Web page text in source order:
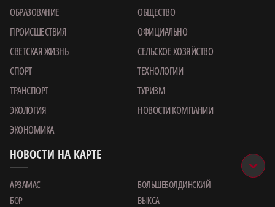
ОБРАЗОВАНИЕ
ОБЩЕСТВО
ПРОИСШЕСТВИЯ
ОФИЦИАЛЬНО
СВЕТСКАЯ ЖИЗНЬ
СЕЛЬСКОЕ ХОЗЯЙСТВО
СПОРТ
ТЕХНОЛОГИИ
ТРАНСПОРТ
ТУРИЗМ
ЭКОЛОГИЯ
НОВОСТИ КОМПАНИИ
ЭКОНОМИКА
НОВОСТИ НА КАРТЕ
АРЗАМАС
БОЛЬШЕБОЛДИНСКИЙ
БОР
ВЫКСА